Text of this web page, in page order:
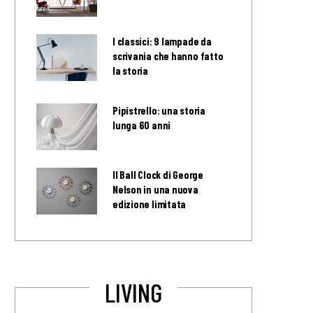
I classici: 9 lampade da
scrivania che hanno fatto
la storia
Pipistrello: una storia
lunga 60 anni
Il Ball Clock di George
Nelson in una nuova
edizione limitata
LIVING